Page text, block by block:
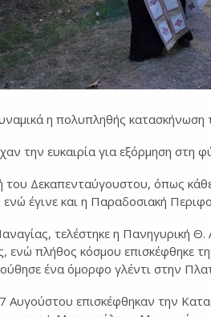
η πολυπληθής
την ευκαιρία για εξόρμηση
Δεκαπενταύγουστου, όπως
έγινε και η Παραδοσιακή
τελέστηκε η Πανηγυρική
ενώ πλήθος κόσμου επισκέφθηκε
ένα όμορφο γλέντι στην
Αυγούστου επισκέφθηκαν την